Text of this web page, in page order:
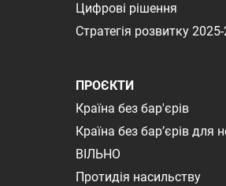
Цифрові рішення
Стратегія розвитку
ПРОЄКТИ
Країна без бар'єрів
Країна без бар’єрів для
ВІЛЬНО
Протидія насильству